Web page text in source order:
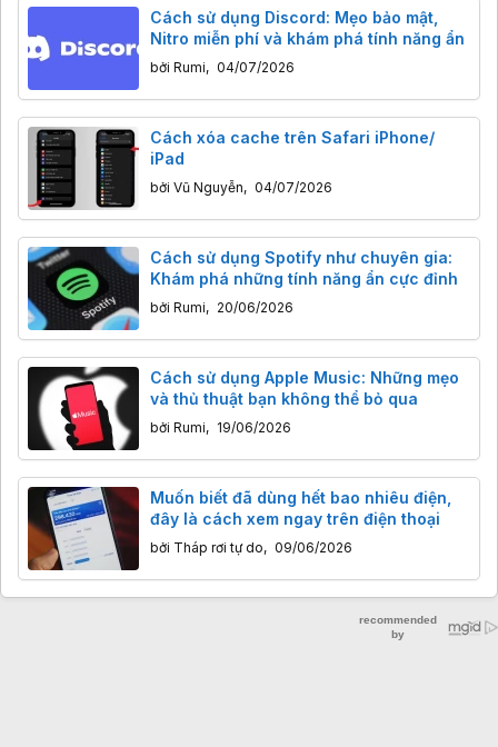
Cách sử dụng Discord: Mẹo bảo mật,
Nitro miễn phí và khám phá tính năng ẩn
bởi Rumi, 04/07/2026
Cách xóa cache trên Safari iPhone/
iPad
bởi Vũ Nguyễn, 04/07/2026
Cách sử dụng Spotify như chuyên gia:
Khám phá những tính năng ẩn cực đỉnh
bởi Rumi, 20/06/2026
Cách sử dụng Apple Music: Những mẹo
và thủ thuật bạn không thể bỏ qua
bởi Rumi, 19/06/2026
Muốn biết đã dùng hết bao nhiêu điện,
đây là cách xem ngay trên điện thoại
bởi Tháp rơi tự do, 09/06/2026